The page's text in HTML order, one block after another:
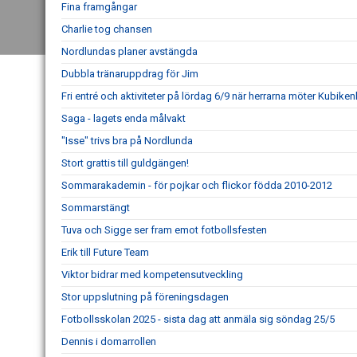
Fina framgångar
Charlie tog chansen
Nordlundas planer avstängda
Dubbla tränaruppdrag för Jim
Fri entré och aktiviteter på lördag 6/9 när herrarna möter
Saga - lagets enda målvakt
"Isse" trivs bra på Nordlunda
Stort grattis till guldgängen!
Sommarakademin - för pojkar och flickor födda 2010-2012
Sommarstängt
Tuva och Sigge ser fram emot fotbollsfesten
Erik till Future Team
Viktor bidrar med kompetensutveckling
Stor uppslutning på föreningsdagen
Fotbollsskolan 2025 - sista dag att anmäla sig söndag 25/5
Dennis i domarrollen